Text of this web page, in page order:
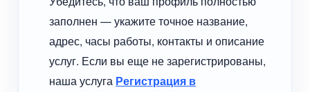
заполнен — укажите точное название,
адрес, часы работы, контакты и описание
услуг. Если вы еще не зарегистрированы,
наша услуга Регистрация в